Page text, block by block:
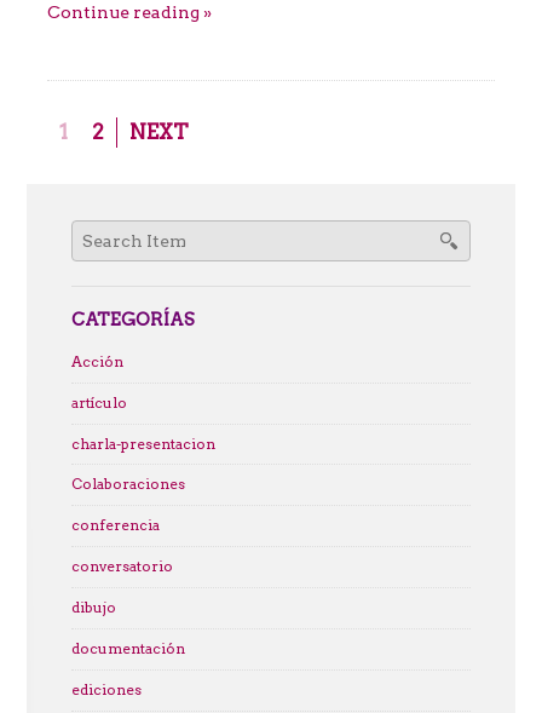
Continue reading »
1 2 NEXT
Search
for:
CATEGORÍAS
Acción
artículo
charla-presentacion
Colaboraciones
conferencia
conversatorio
dibujo
documentación
ediciones